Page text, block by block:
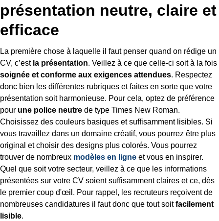
présentation neutre, claire et
efficace
La première chose à laquelle il faut penser quand on rédige un
CV, c’est la présentation. Veillez à ce que celle-ci soit à la fois
soignée et conforme aux exigences attendues. Respectez
donc bien les différentes rubriques et faites en sorte que votre
présentation soit harmonieuse. Pour cela, optez de préférence
pour une police neutre de type Times New Roman.
Choisissez des couleurs basiques et suffisamment lisibles. Si
vous travaillez dans un domaine créatif, vous pourrez être plus
original et choisir des designs plus colorés. Vous pourrez
trouver de nombreux modèles en ligne et vous en inspirer.
Quel que soit votre secteur, veillez à ce que les informations
présentées sur votre CV soient suffisamment claires et ce, dès
le premier coup d'œil. Pour rappel, les recruteurs reçoivent de
nombreuses candidatures il faut donc que tout soitfacilement
lisible.